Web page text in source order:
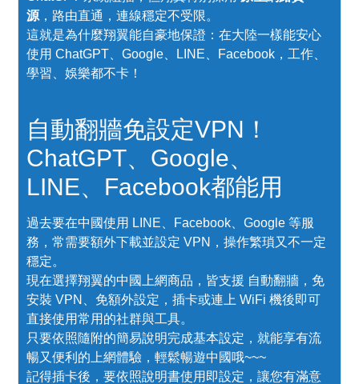
源 ，路由直通，連線穩定不受限。
這就是為什麼翔翼能自豪地保證：在大陸一樣能安心
使用 ChatGPT、Google、LINE、Facebook，工作、
學習、娛樂都不卡！
自動翻牆免設定VPN！
ChatGPT、Google、
LINE、Facebook都能用
過去要在中國使用 LINE、Facebook、Google 等服
務，常需要額外下載並設定 VPN，操作繁瑣又不一定
穩定。
現在選擇翔翼的中國上網商品，皆支援 自動翻牆，免
安裝 VPN、免額外設定，插卡或連上 WiFi 機後即可
直接使用常用的社群與工具。
只要依照隨附的簡易說明完成基本設定，就能享有流
暢又便利的上網體驗，輕鬆暢遊中國哦~~~
記得插卡後，要依照說明書使用即設定，讓您有滿意